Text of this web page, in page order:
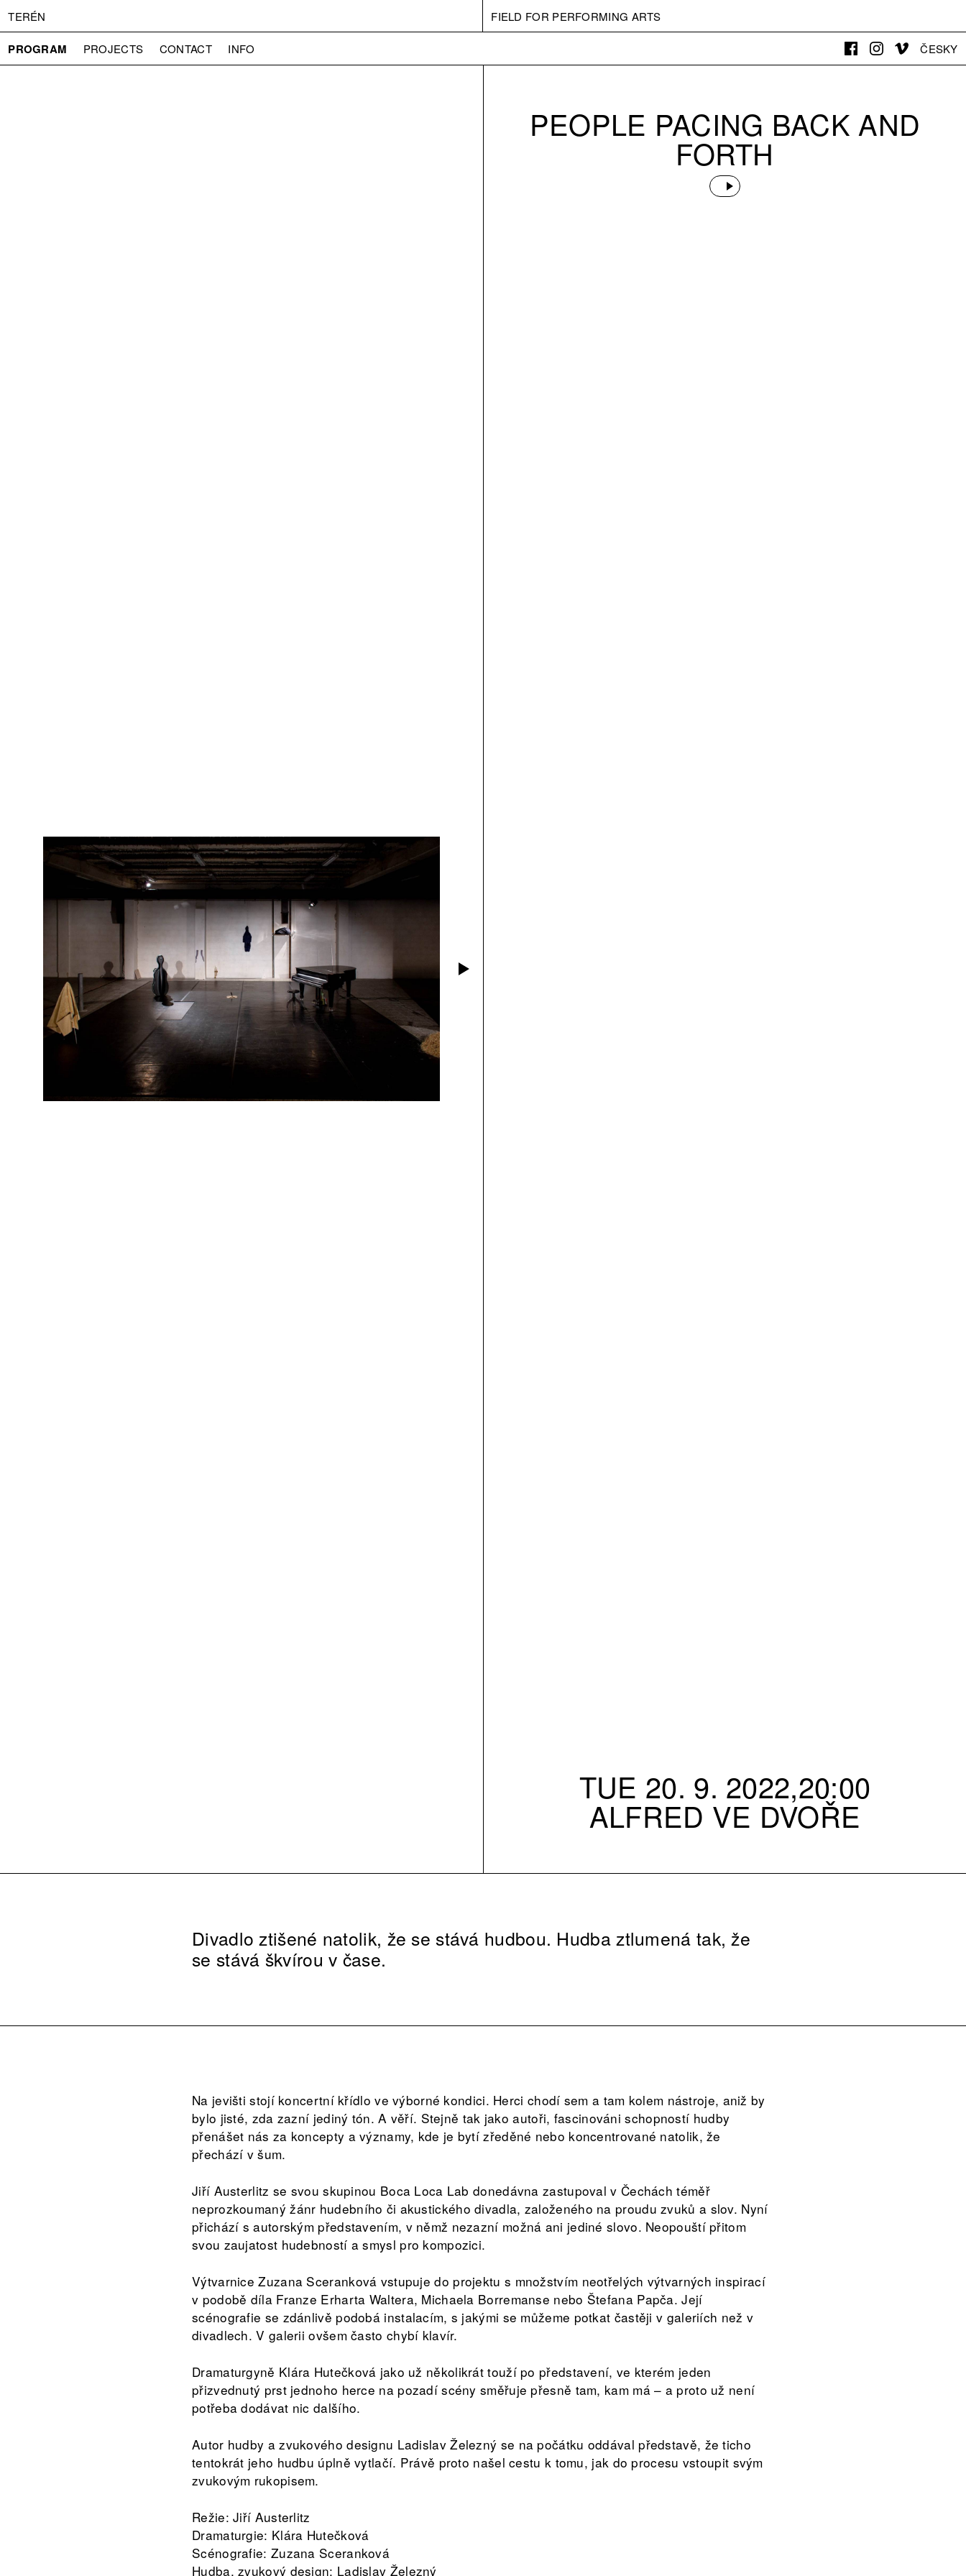
TERÉN FIELD FOR PERFORMING ARTS
PROGRAM PROJECTS CONTACT
INFO
ČESKY
PEOPLE PACING BACK AND
FORTH
TUE 20. 9. 2022,20:00
ALFRED VE DVOŘE
Divadlo ztišené natolik, že se stává hudbou. Hudba ztlumená tak, že
se stává škvírou v čase.
Na jevišti stojí koncertní křídlo ve výborné kondici. Herci chodí sem a tam kolem nástroje, aniž by
bylo jisté, zda zazní jediný tón. A věří. Stejně tak jako autoři, fascinováni schopností hudby
přenášet nás za koncepty a významy, kde je bytí zředěné nebo koncentrované natolik, že
přechází v šum.
Jiří Austerlitz se svou skupinou Boca Loca Lab donedávna zastupoval v Čechách téměř
neprozkoumaný žánr hudebního či akustického divadla, založeného na proudu zvuků a slov. Nyní
přichází s autorským představením, v němž nezazní možná ani jediné slovo. Neopouští přitom
svou zaujatost hudebností a smysl pro kompozici.
Výtvarnice Zuzana Sceranková vstupuje do projektu s množstvím neotřelých výtvarných inspirací
v podobě díla Franze Erharta Waltera, Michaela Borremanse nebo Štefana Papča. Její
scénografie se zdánlivě podobá instalacím, s jakými se můžeme potkat častěji v galeriích než v
divadlech. V galerii ovšem často chybí klavír.
Dramaturgyně Klára Hutečková jako už několikrát touží po představení, ve kterém jeden
přizvednutý prst jednoho herce na pozadí scény směřuje přesně tam, kam má – a proto už není
potřeba dodávat nic dalšího.
Autor hudby a zvukového designu Ladislav Železný se na počátku oddával představě, že ticho
tentokrát jeho hudbu úplně vytlačí. Právě proto našel cestu k tomu, jak do procesu vstoupit svým
zvukovým rukopisem.
Režie: Jiří Austerlitz
Dramaturgie: Klára Hutečková
Scénografie: Zuzana Sceranková
Hudba, zvukový design: Ladislav Železný